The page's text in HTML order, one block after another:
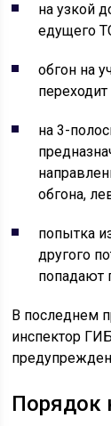
на узкой
едущего
обгон на
на 3-
обгона,
попытка
другого
попадают
В последнем
инспектор
Порядок